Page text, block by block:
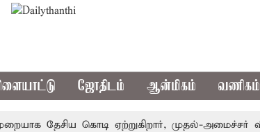
ஜோதிடம் ஆன்மிகம் வணிகம்
தேசிய கொடி ஏற்றுகிறார், முதல்-அமைச்சர் விஜய்!